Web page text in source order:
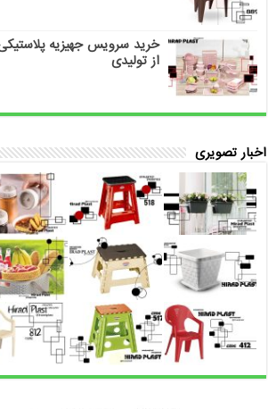
خرید سرویس جهیزیه
از تولیدی
اخبار تصویری